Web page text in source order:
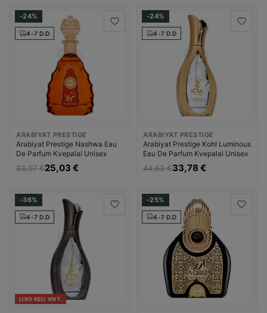
-24%
4-7 D.D
ARABIYAT PRESTIGE
Arabiyat Prestige Nashwa Eau
De Parfum Kvepalai Unisex
33,07 €25,03 €
-24%
4-7 D.D
ARABIYAT PRESTIGE
Arabiyat Prestige Kohl Luminous
Eau De Parfum Kvepalai Unisex
44,63 €33,78 €
-36%
4-7 D.D
LIKO KELI VNT.
-25%
4-7 D.D